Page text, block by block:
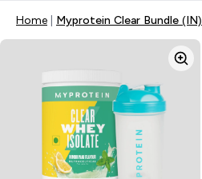
Home Myprotein Clear Bundle (IN)